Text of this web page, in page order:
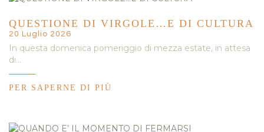
QUESTIONE DI VIRGOLE…E DI CULTURA
20 Luglio 2026
In questa domenica pomeriggio di mezza estate, in attesa
di…
PER SAPERNE DI PIÙ